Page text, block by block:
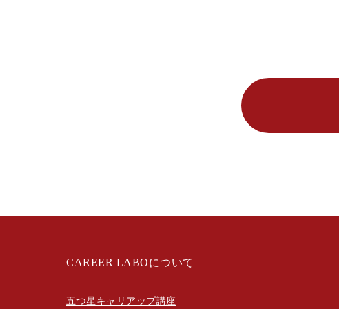
CAREER LABOについて
五つ星キャリアップ講座